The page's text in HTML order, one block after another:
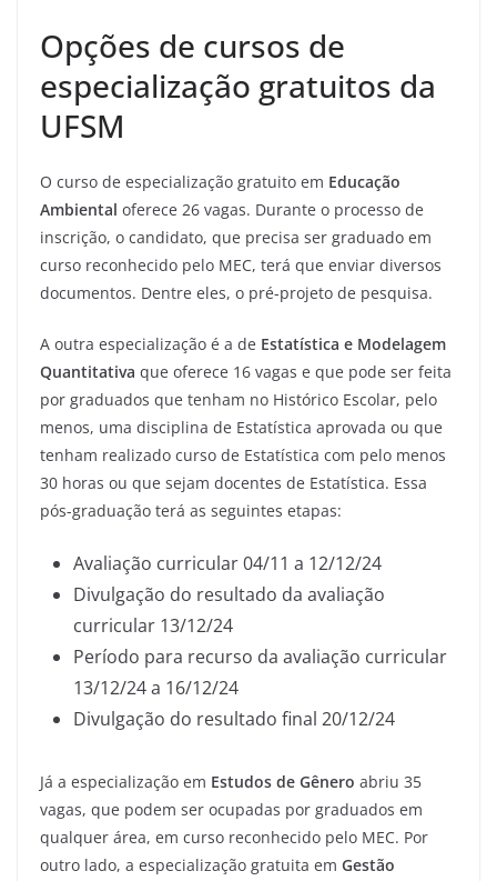
Opções de cursos de
especialização gratuitos da
UFSM
O curso de especialização gratuito em Educação
Ambiental oferece 26 vagas. Durante o processo de
inscrição, o candidato, que precisa ser graduado em
curso reconhecido pelo MEC, terá que enviar diversos
documentos. Dentre eles, o pré-projeto de pesquisa.
A outra especialização é a de Estatística e Modelagem
Quantitativa que oferece 16 vagas e que pode ser feita
por graduados que tenham no Histórico Escolar, pelo
menos, uma disciplina de Estatística aprovada ou que
tenham realizado curso de Estatística com pelo menos
30 horas ou que sejam docentes de Estatística. Essa
pós-graduação terá as seguintes etapas:
Avaliação curricular 04/11 a 12/12/24
Divulgação do resultado da avaliação
curricular 13/12/24
Período para recurso da avaliação curricular
13/12/24 a 16/12/24
Divulgação do resultado final 20/12/24
Já a especialização em Estudos de Gênero abriu 35
vagas, que podem ser ocupadas por graduados em
qualquer área, em curso reconhecido pelo MEC. Por
outro lado, a especialização gratuita em Gestão